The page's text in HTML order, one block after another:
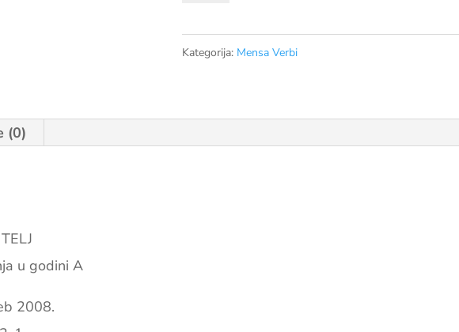
učitelj
Kategorija: Mensa Verbi
(0)
u godini A
2008.